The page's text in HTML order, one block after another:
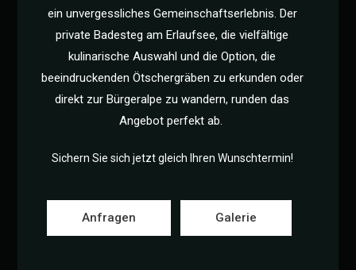
ein unvergessliches Gemeinschaftserlebnis. Der
private Badesteg am Erlaufsee, die vielfältige
kulinarische Auswahl und die Option, die
beeindruckenden Ötschergräben zu erkunden oder
direkt zur Bürgeralpe zu wandern, runden das
Angebot perfekt ab.
Sichern Sie sich jetzt gleich Ihren Wunschtermin!
Anfragen Galerie